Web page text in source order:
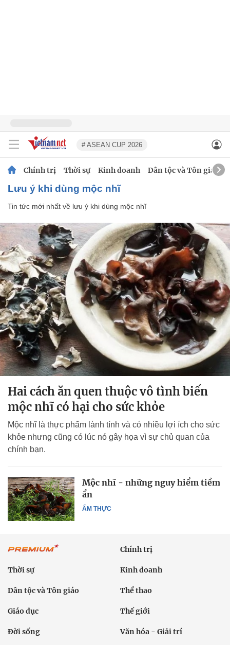
# ASEAN CUP 2026
Chính trị Thời sự Kinh doanh Dân tộc và Tôn giáo
lưu ý khi dùng mộc nhĩ
Tin tức mới nhất về lưu ý khi dùng mộc nhĩ
Hai cách ăn quen thuộc vô tình biến
mộc nhĩ có hại cho sức khỏe
Mộc nhĩ là thực phẩm lành tính và có nhiều lợi ích cho sức
khỏe nhưng cũng có lúc nó gây họa vì sự chủ quan của
chính bạn.
ẨM THỰC
Mộc nhĩ - những nguy hiểm tiềm
ẩn
Chính trị
Thời sự Kinh doanh
Dân tộc và Tôn giáo Thể thao
Giáo dục Thế giới
Đời sống Văn hóa - Giải trí